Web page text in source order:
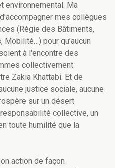
environnemental. Ma
mes collègues
(Régie des Bâtiments,
Mobilité…) pour qu’aucun
à l'encontre des
collectivement
Zakia Khattabi. Et de
justice sociale, aucune
sur un désert
collective, un
toute humilité que la
action de façon